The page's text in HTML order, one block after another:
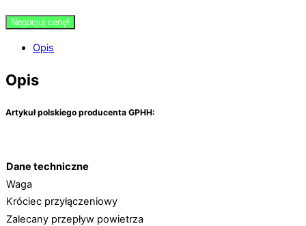
Negocjuj cenę!
Opis
Opis
Artykuł polskiego producenta GPHH:
Dane techniczne
Waga
Króciec przyłączeniowy
Zalecany przepływ powietrza